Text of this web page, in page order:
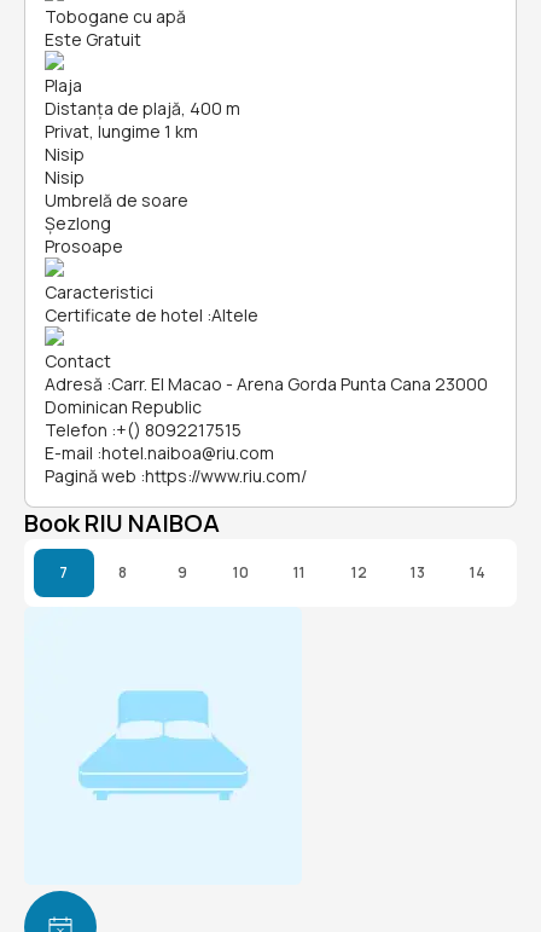
Tobogane cu apă
Este Gratuit
Plaja
Distanța de plajă, 400 m
Privat, lungime 1 km
Nisip
Nisip
Umbrelă de soare
Șezlong
Prosoape
Caracteristici
Certificate de hotel :Altele
Contact
Adresă :Carr. El Macao - Arena Gorda Punta Cana 23000
Dominican Republic
Telefon :+() 8092217515
E-mail :hotel.naiboa@riu.com
Pagină web :https://www.riu.com/
Book RIU NAIBOA
7 8 9 10 11 12 13 14